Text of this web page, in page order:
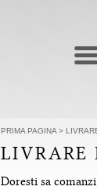
PRIMA PAGINA >
LIVRARE
Doresti sa